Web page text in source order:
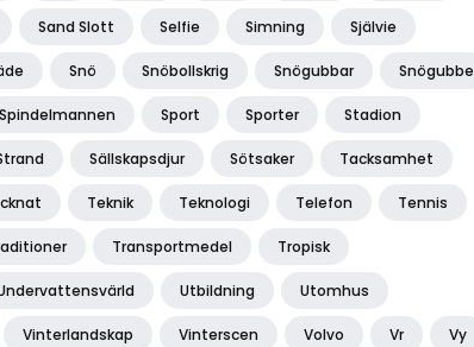
Sand Slott Selfie Simning Självie
Snö Snöbollskrig Snögubbar Snögubbe
Spindelmannen Sport Sporter Stadion
Sällskapsdjur Sötsaker Tacksamhet
Teknik Teknologi Telefon Tennis
Transportmedel Tropisk
Utbildning Utomhus
Vinterlandskap Vinterscen Volvo Vr Vy